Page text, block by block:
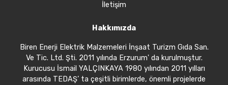
İletişim
Hakkımızda
Biren Enerji Elektrik Malzemeleri İnşaat Turizm Gıda San.
Ve Tic. Ltd. Şti. 2011 yılında Erzurum' da kurulmuştur.
Kurucusu İsmail YALÇINKAYA 1980 yılından 2011 yılları
arasında TEDAŞ’ ta çeşitli birimlerde, önemli projelerde